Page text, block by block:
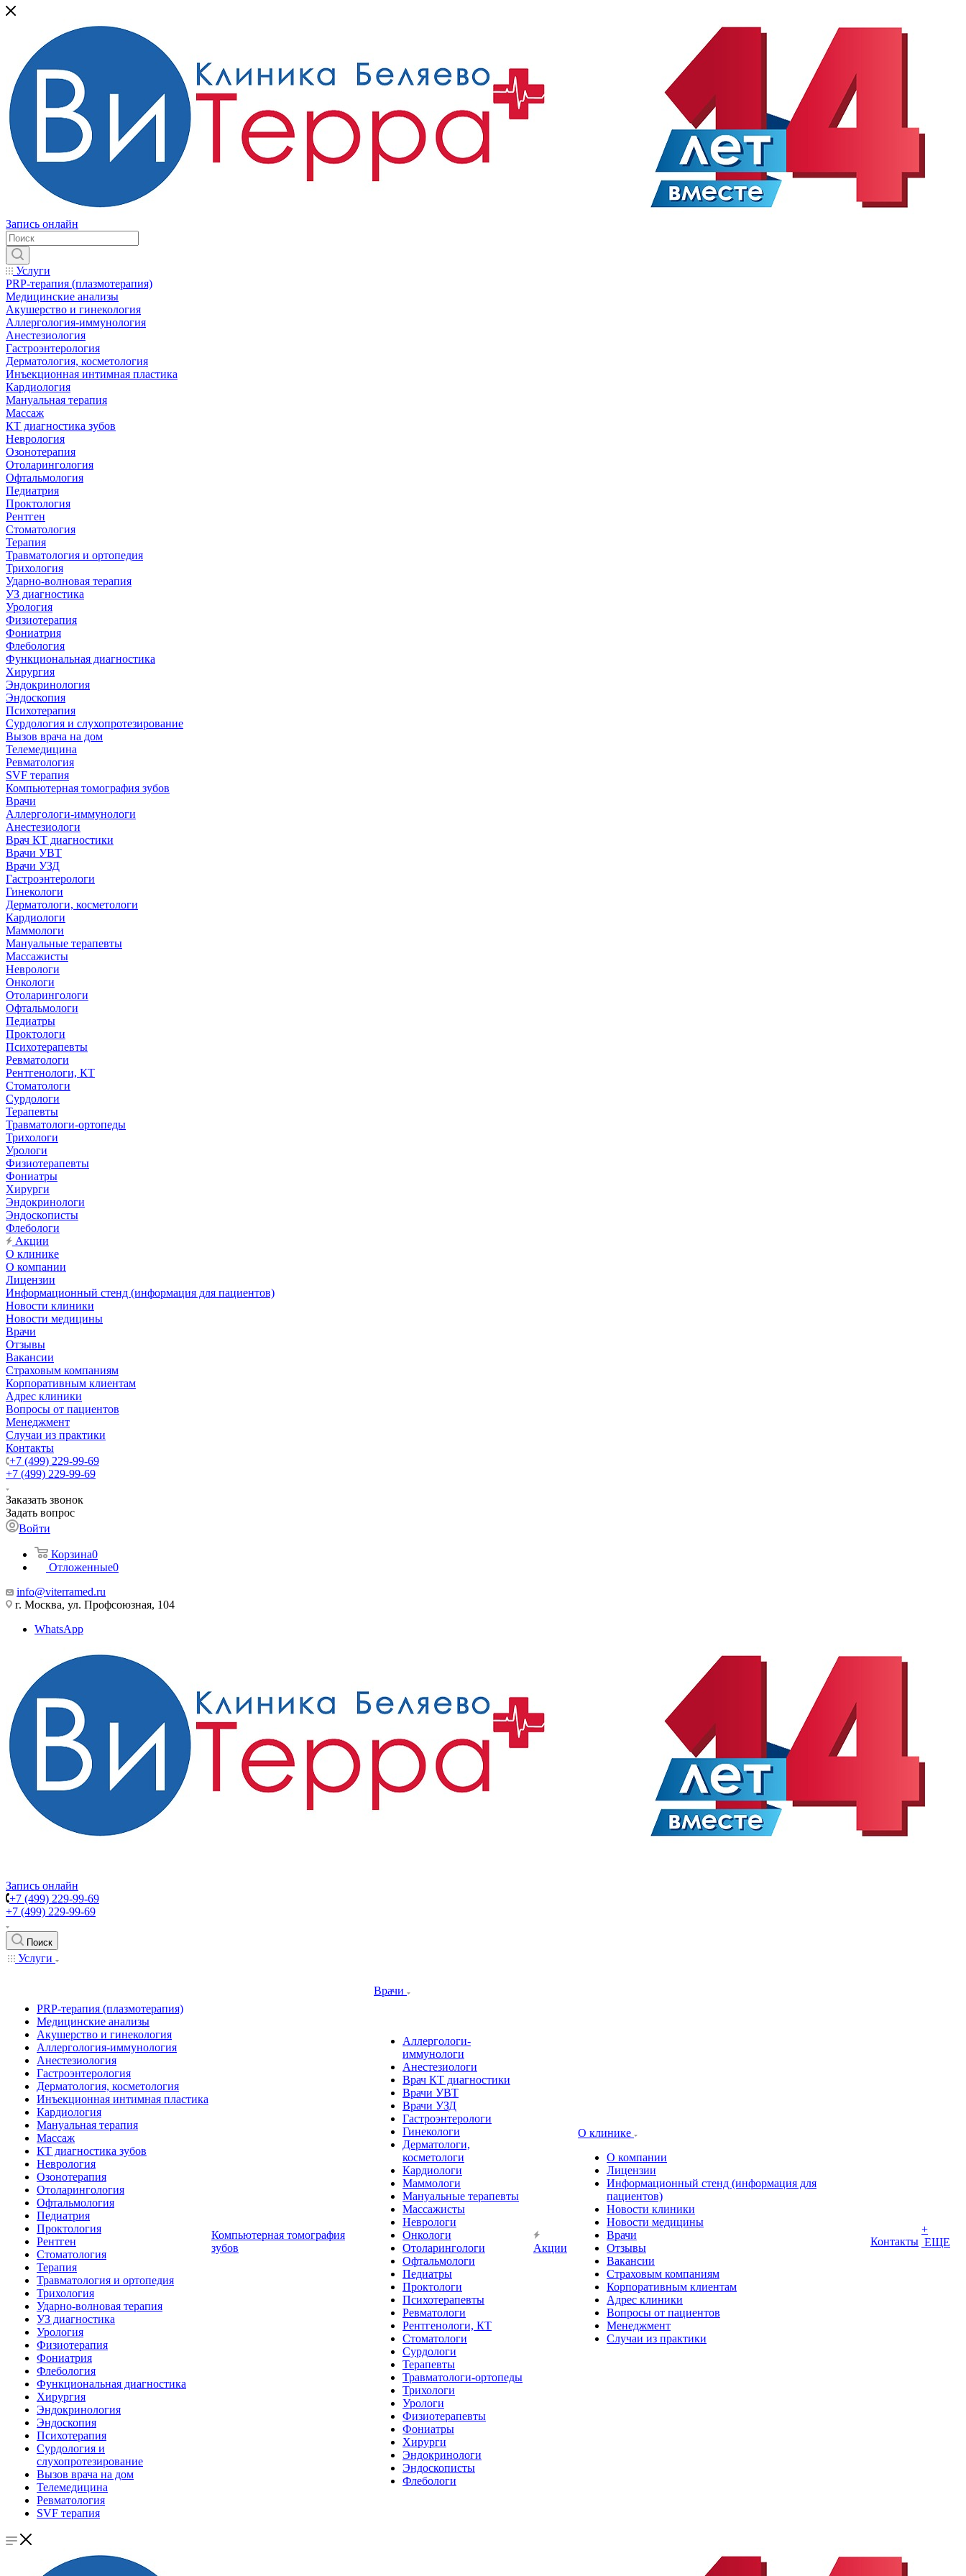
Запись онлайн
Услуги
PRP-терапия (плазмотерапия)
Медицинские анализы
Акушерство и гинекология
Аллергология-иммунология
Анестезиология
Гастроэнтерология
Дерматология, косметология
Инъекционная интимная пластика
Кардиология
Мануальная терапия
Массаж
КТ диагностика зубов
Неврология
Озонотерапия
Отоларингология
Офтальмология
Педиатрия
Проктология
Рентген
Стоматология
Терапия
Травматология и ортопедия
Трихология
Ударно-волновая терапия
УЗ диагностика
Урология
Физиотерапия
Фониатрия
Флебология
Функциональная диагностика
Хирургия
Эндокринология
Эндоскопия
Психотерапия
Сурдология и слухопротезирование
Вызов врача на дом
Телемедицина
Ревматология
SVF терапия
Компьютерная томография зубов
Врачи
Аллергологи-иммунологи
Анестезиологи
Врач КТ диагностики
Врачи УВТ
Врачи УЗД
Гастроэнтерологи
Гинекологи
Дерматологи, косметологи
Кардиологи
Маммологи
Мануальные терапевты
Массажисты
Неврологи
Онкологи
Отоларингологи
Офтальмологи
Педиатры
Проктологи
Психотерапевты
Ревматологи
Рентгенологи, КТ
Стоматологи
Сурдологи
Терапевты
Травматологи-ортопеды
Трихологи
Урологи
Физиотерапевты
Фониатры
Хирурги
Эндокринологи
Эндоскописты
Флебологи
Акции
О клинике
О компании
Лицензии
Информационный стенд (информация для пациентов)
Новости клиники
Новости медицины
Врачи
Отзывы
Вакансии
Страховым компаниям
Корпоративным клиентам
Адрес клиники
Вопросы от пациентов
Менеджмент
Случаи из практики
Контакты
+7 (499) 229-99-69
+7 (499) 229-99-69
Заказать звонок
Задать вопрос
Войти
Корзина0
Отложенные0
info@viterramed.ru
г. Москва, ул. Профсоюзная, 104
WhatsApp
Запись онлайн
+7 (499) 229-99-69
+7 (499) 229-99-69
Поиск
Услуги
PRP-терапия (плазмотерапия)
Медицинские анализы
Акушерство и гинекология
Аллергология-иммунология
Анестезиология
Гастроэнтерология
Дерматология, косметология
Инъекционная интимная пластика
Кардиология
Мануальная терапия
Массаж
КТ диагностика зубов
Неврология
Озонотерапия
Отоларингология
Офтальмология
Педиатрия
Проктология
Рентген
Стоматология
Терапия
Травматология и ортопедия
Трихология
Ударно-волновая терапия
УЗ диагностика
Урология
Физиотерапия
Фониатрия
Флебология
Функциональная диагностика
Хирургия
Эндокринология
Эндоскопия
Психотерапия
Сурдология и
слухопротезирование
Вызов врача на дом
Телемедицина
Ревматология
SVF терапия
Компьютерная томография
зубов
Врачи
Аллергологи-
иммунологи
Анестезиологи
Врач КТ диагностики
Врачи УВТ
Врачи УЗД
Гастроэнтерологи
Гинекологи
Дерматологи,
косметологи
Кардиологи
Маммологи
Мануальные терапевты
Массажисты
Неврологи
Онкологи
Отоларингологи
Офтальмологи
Педиатры
Проктологи
Психотерапевты
Ревматологи
Рентгенологи, КТ
Стоматологи
Сурдологи
Терапевты
Травматологи-ортопеды
Трихологи
Урологи
Физиотерапевты
Фониатры
Хирурги
Эндокринологи
Эндоскописты
Флебологи
Акции
О клинике
О компании
Лицензии
Информационный стенд (информация для
пациентов)
Новости клиники
Новости медицины
Врачи
Отзывы
Вакансии
Страховым компаниям
Корпоративным клиентам
Адрес клиники
Вопросы от пациентов
Менеджмент
Случаи из практики
Контакты
+
ЕЩЕ